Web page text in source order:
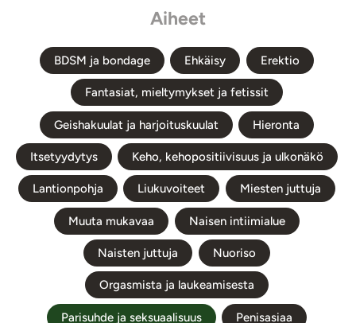
Aiheet
BDSM ja bondage Ehkäisy Erektio
Fantasiat, mieltymykset ja fetissit
Geishakuulat ja harjoituskuulat Hieronta
Itsetyydytys Keho, kehopositiivisuus ja ulkonäkö
Lantionpohja Liukuvoiteet Miesten juttuja
Muuta mukavaa Naisen intiimialue
Naisten juttuja Nuoriso
Orgasmista ja laukeamisesta
Parisuhde ja seksuaalisuus Penisasiaa